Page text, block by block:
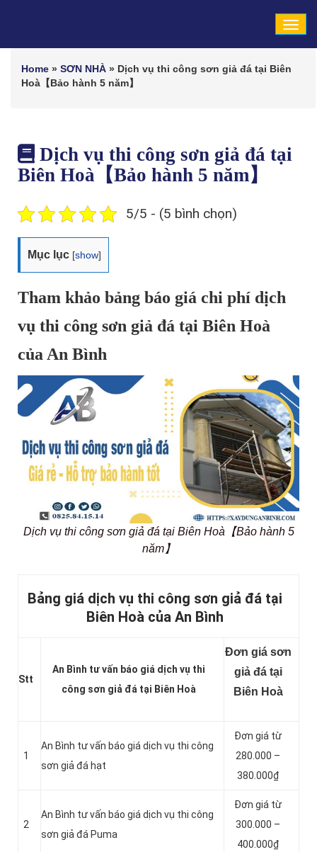
Home » SƠN NHÀ » Dịch vụ thi công sơn giả đá tại Biên
Hoà【Bảo hành 5 năm】
Dịch vụ thi công sơn giả đá tại
Biên Hoà【Bảo hành 5 năm】
5/5 - (5 bình chọn)
Mục lục [show]
Tham khảo bảng báo giá chi phí dịch
vụ thi công sơn giả đá tại Biên Hoà
của An Bình
Dịch vụ thi công sơn giả đá tại Biên Hoà【Bảo hành 5
năm】
Bảng giá dịch vụ thi công sơn giả đá tại
Biên Hoà của An Bình
Stt
An Bình tư vấn báo giá dịch vụ thi
công sơn giả đá tại Biên Hoà
Đơn giá sơn
giả đá tại
Biên Hoà
1
An Bình tư vấn báo giá dịch vụ thi công
sơn giả đá hạt
Đơn giá từ
280.000 –
380.000₫
2
An Bình tư vấn báo giá dịch vụ thi công
sơn giả đá Puma
Đơn giá từ
300.000 –
400.000₫